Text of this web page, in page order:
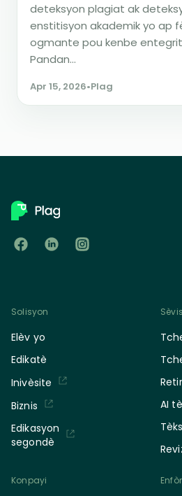
deteksyon plagiat ak
enstitisyon akademik yo ap
ogmante pou kenbe
Pandan...
Apr 15, 2026•Plag
Solisyon
Elèv yo
Edikatè
Inivèsite
Biznis
Edikasyon
segondè
Sèvis
AI
Konpayi